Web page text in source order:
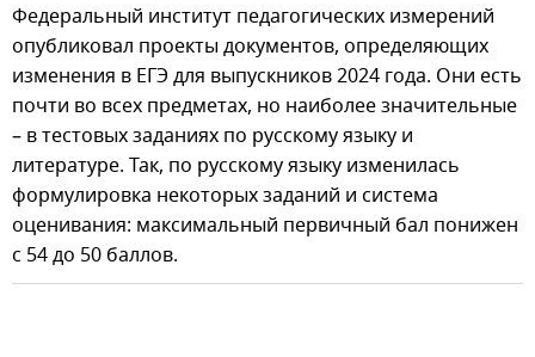
Федеральный институт педагогических измерений
опубликовал проекты документов, определяющих
изменения в ЕГЭ для выпускников 2024 года. Они есть
почти во всех предметах, но наиболее значительные
– в тестовых заданиях по русскому языку и
литературе. Так, по русскому языку изменилась
формулировка некоторых заданий и система
оценивания: максимальный первичный бал понижен
с 54 до 50 баллов.